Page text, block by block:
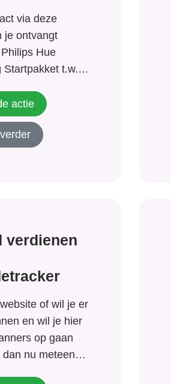
via deze
je ontvangt
Hue
t.w.v.
actie
verdienen
of wil je er
en wil je hier
op gaan
nu meteen